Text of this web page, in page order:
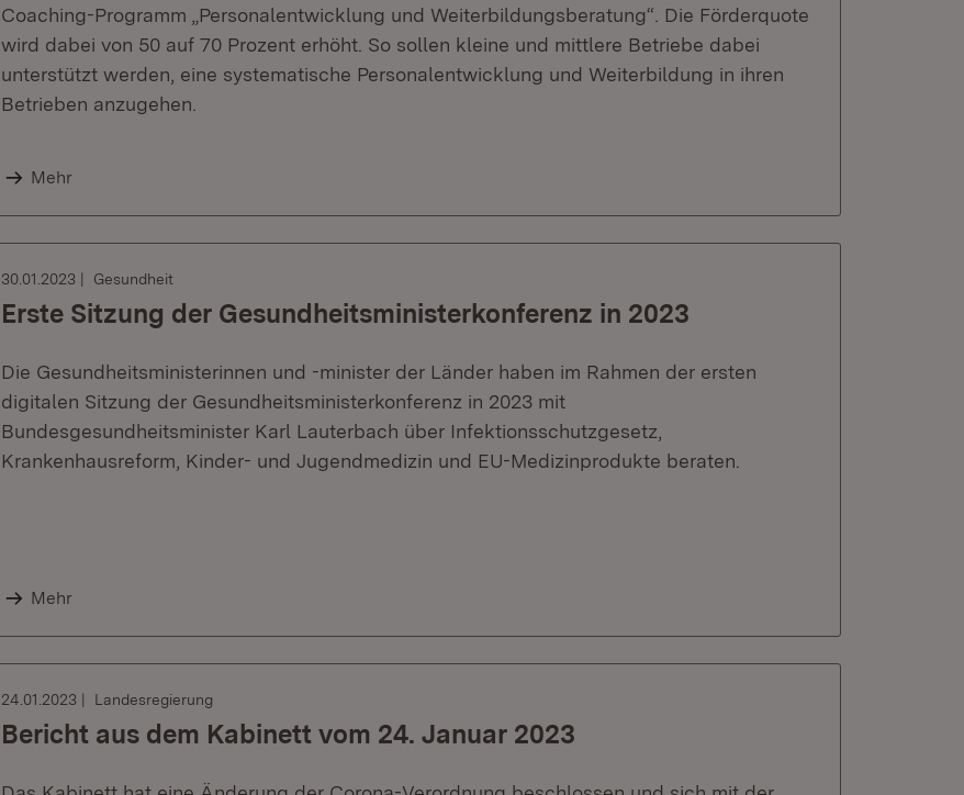
Coaching-Programm „Personalentwicklung und Weiterbildungsberatung“. Die Förderquote
wird dabei von 50 auf 70 Prozent erhöht. So sollen kleine und mittlere Betriebe dabei
unterstützt werden, eine systematische Personalentwicklung und Weiterbildung in ihren
Betrieben anzugehen.
Mehr
30.01.2023 Gesundheit
Erste Sitzung der Gesundheitsministerkonferenz in 2023
Die Gesundheitsministerinnen und -minister der Länder haben im Rahmen der ersten
digitalen Sitzung der Gesundheitsministerkonferenz in 2023 mit
Bundesgesundheitsminister Karl Lauterbach über Infektionsschutzgesetz,
Krankenhausreform, Kinder- und Jugendmedizin und EU-Medizinprodukte beraten.
Mehr
24.01.2023 Landesregierung
Bericht aus dem Kabinett vom 24. Januar 2023